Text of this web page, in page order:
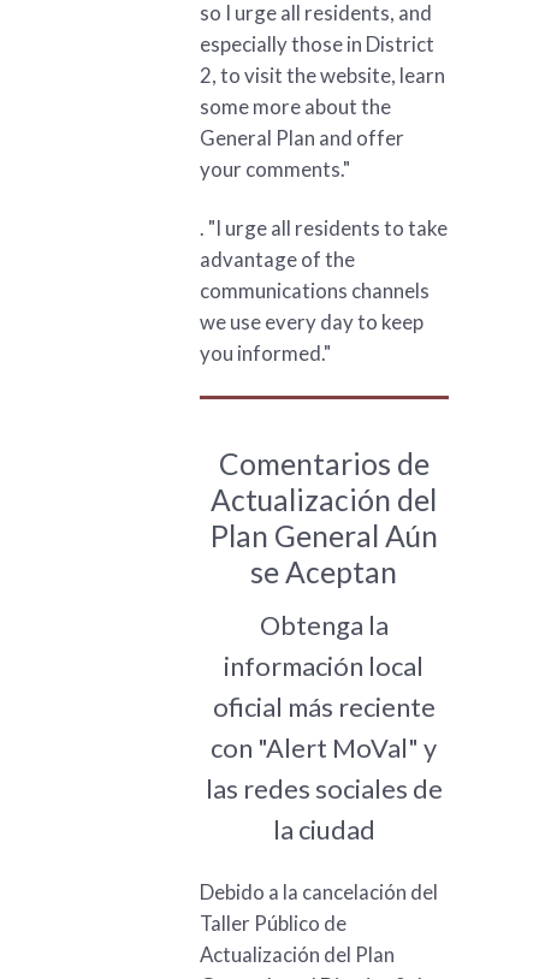
so I urge all residents, and
especially those in District
2, to visit the website, learn
some more about the
General Plan and offer
your comments."
. "I urge all residents to take
advantage of the
communications channels
we use every day to keep
you informed."
Comentarios de
Actualización del
Plan General Aún
se Aceptan
Obtenga la
información local
oficial más reciente
con "Alert MoVal" y
las redes sociales de
la ciudad
Debido a la cancelación del
Taller Público de
Actualización del Plan